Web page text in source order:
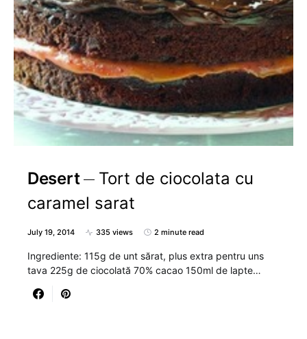
Desert
Tort de ciocolata cu
caramel sarat
July 19, 2014 335 views 2 minute read
Ingrediente: 115g de unt sărat, plus extra pentru uns
tava 225g de ciocolată 70% cacao 150ml de lapte…